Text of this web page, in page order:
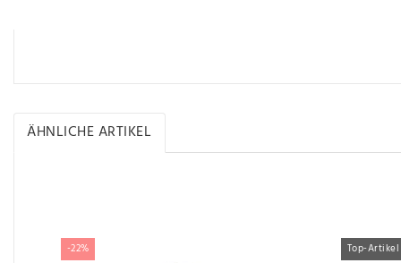
ÄHNLICHE ARTIKEL
-22% Top-Artikel